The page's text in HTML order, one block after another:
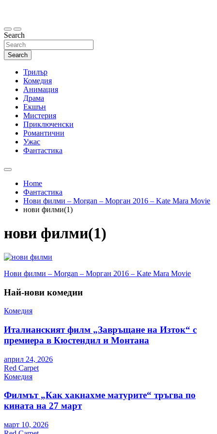
Search
Search
Трилър
Комедия
Анимация
Драма
Екшън
Мистерия
Приключенски
Романтични
Ужас
Фантастика
Home
Фантастика
Нови филми – Morgan – Морган 2016 – Kate Mara Movie
нови филми(1)
нови филми(1)
Навигация
Нови филми – Morgan – Морган 2016 – Kate Mara Movie
Най-нови комедии
Комедия
Италианският филм „Завръщане на Изток“ с
премиера в Кюстендил и Монтана
април 24, 2026
Red Carpet
Комедия
Филмът „Как хакнахме матурите“ тръгва по
кината на 27 март
март 10, 2026